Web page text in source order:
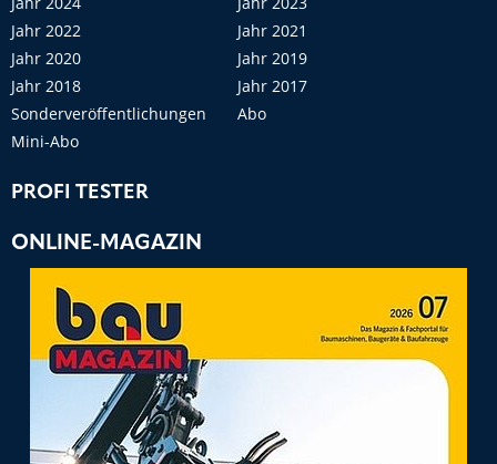
Jahr 2022
Jahr 2021
Jahr 2020
Jahr 2019
Jahr 2018
Jahr 2017
Sonderveröffentlichungen
Abo
Mini-Abo
PROFI TESTER
ONLINE-MAGAZIN